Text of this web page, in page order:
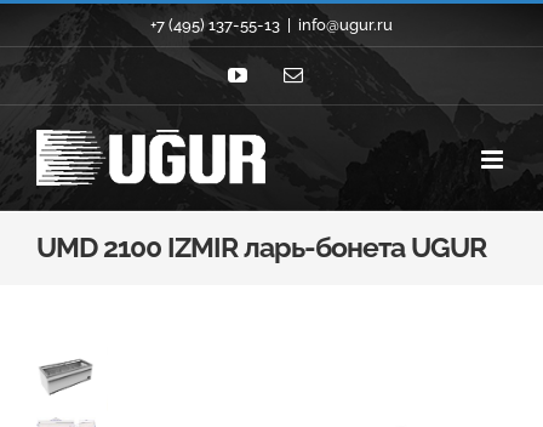
content
+7 (495) 137-55-13 info@ugur.ru
YouTubeEmail
UMD 2100 IZMIR ларь-бонета UGUR